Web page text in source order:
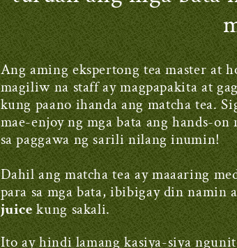
Ang aming ekspertong tea master at
magiliw na staff ay magpapakita at
kung paano ihanda ang matcha tea.
mae-enjoy ng mga bata ang hands-on
sa paggawa ng sarili nilang inumin!
Dahil ang matcha tea ay maaaring
para sa mga bata, ibibigay din namin
juice kung sakali.
Ito ay hindi lamang kasiya-siya